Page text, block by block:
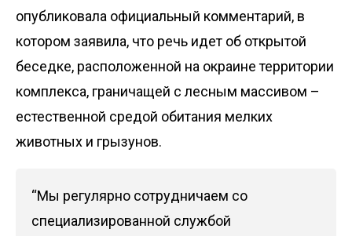
опубликовала официальный комментарий, в
котором заявила, что речь идет об открытой
беседке, расположенной на окраине территории
комплекса, граничащей с лесным массивом –
естественной средой обитания мелких
животных и грызунов.
“Мы регулярно сотрудничаем со
специализированной службой